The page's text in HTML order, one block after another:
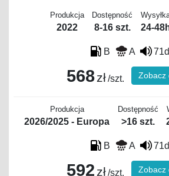
Produkcja
2022
Dostępność
8-16 szt. 24-
B A
568zł/szt. Zobacz
Produkcja
2026/2025 - Europa
Dostępność
>16 szt.
B A
592 zł/szt. Zobacz